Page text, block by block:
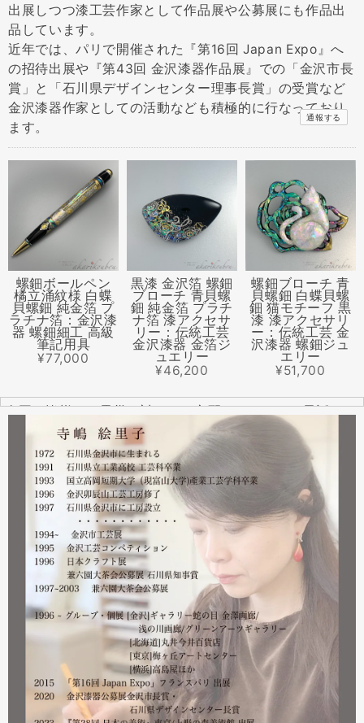
出展しつつ漆工芸作家として作品展や公募展にも作品出
品しています。
近年では、パリで開催された『第16回 Japan Expo』へ
の招待出展や『第43回 金沢漆器作品展』での「金沢市長
賞」と「石川県デザインセンター理事長賞」の受賞など
金沢漆器作家としての活動なども積極的に行なっており
ます。
通報する
螺鈿ボールペン
橘立涌紋様 白蝶
貝螺鈿 純金箔 プ
ラチナ箔：金沢漆
器 螺鈿細工 高級
筆記用具
¥77,000
黒漆 金沢箔 螺鈿
ブローチ 青貝螺
鈿 純金箔 プラチ
ナ箔 漆アクセサ
リー：伝統工芸
金沢漆器 金箔ジ
ュエリー
¥46,200
螺鈿ブローチ 青
貝螺鈿 白蝶貝螺
鈿 猫モチーフ 黒
漆 漆アクセサリ
ー：伝統工芸 金
沢漆器 螺鈿ジュ
エリー
¥51,700
全国の皆様より震災に対するご心配のメールやお電話をた
くさんいただきました。ありがとうございます。
幸い紅里工房にはそれほどの被害もなく、ただいま通常の
営業をしております。配送につきましても金沢から発送す
る分につきましては問題ありませんのでご安心ください。
皆様には多大なご心配をおかけしており心苦しいばかりで
はありますが、今後とも紅里工房をどうぞよろしくお願い
いたします。
漆工芸・紅里工房 寺嶋絵里子
2023.02
2月21日から27日まで 仙台三越で開催中の『第22回 金
沢・能登 美味と美技展』に出展しています。会場には作
者本人がおりますのでお近くの方はぜひ遊びにいらしてく
ださい。お待ちしております。